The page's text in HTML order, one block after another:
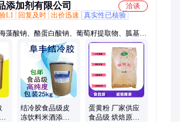
添加剂有限公司
洽谈
L1 回复及时 出价迅速
真实性已核验
藻酸钠、酪蛋白酸钠、葡萄籽提取物、胍基乙
烯酸钠、栀子黄、柑橘黄、红花黄、墨鱼汁
铜钠盐、魔芋粉、南瓜粉、紫薯粉、双乙酸
酸钙、大豆分离蛋白、卡拉胶、阿拉伯胶、魔
清蛋白
结冷胶食品级皮
冻饮料米酒添加
蛋黄粉 厂家供应
食品级 烘焙原料